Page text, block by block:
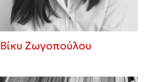
Βίκυ Ζωγοπούλου